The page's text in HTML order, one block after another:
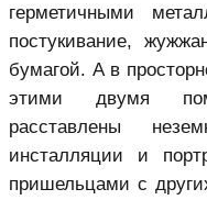
герметичными
постукивание,
бумагой. А в
этими двумя
расставлены
инсталляции и
пришельцами с